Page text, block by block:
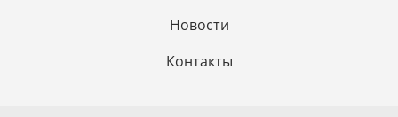
Новости
Контакты